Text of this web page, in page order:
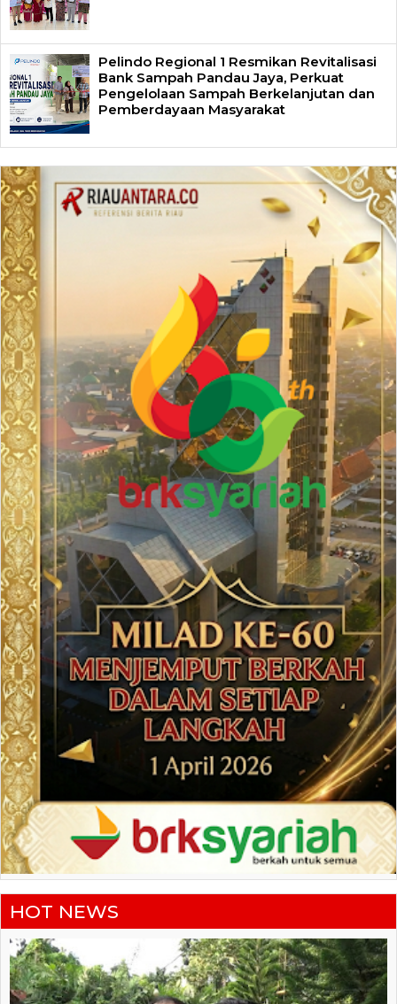
Pelindo Regional 1 Resmikan Revitalisasi
Bank Sampah Pandau Jaya, Perkuat
Pengelolaan Sampah Berkelanjutan dan
Pemberdayaan Masyarakat
HOT NEWS